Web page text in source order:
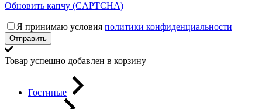
Обновить капчу (CAPTCHA)
Я принимаю условия политики конфиденциальности
Отправить
Товар успешно добавлен в корзину
Гостиные